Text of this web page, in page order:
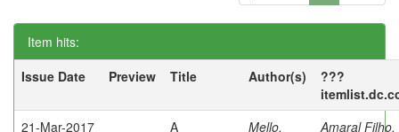
Item hits:
Issue Date
Preview Title Author(s)
???
21-Mar-2017
A Mello, Amaral